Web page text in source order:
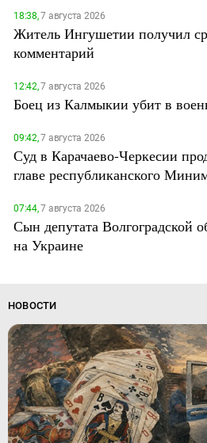
18:38,7 августа 2026
Житель Ингушетии получил
комментарий
12:42,7 августа 2026
Боец из Калмыкии убит в
09:42,7 августа 2026
Суд в Карачаево-Черкесии
главе республиканского
07:44,7 августа 2026
Сын депутата Волгоградской
на Украине
НОВОСТИ